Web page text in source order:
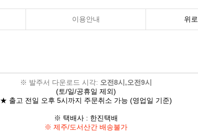
이용안내 위
※ 발주서 다운로드 시각: 오전8시,오전9시
(토/일/공휴일 제외)
★ 출고 전일 오후 5시까지 주문취소 가능 (영업일 기준)
※ 택배사 : 한진택배
※ 제주/도서산간 배송불가